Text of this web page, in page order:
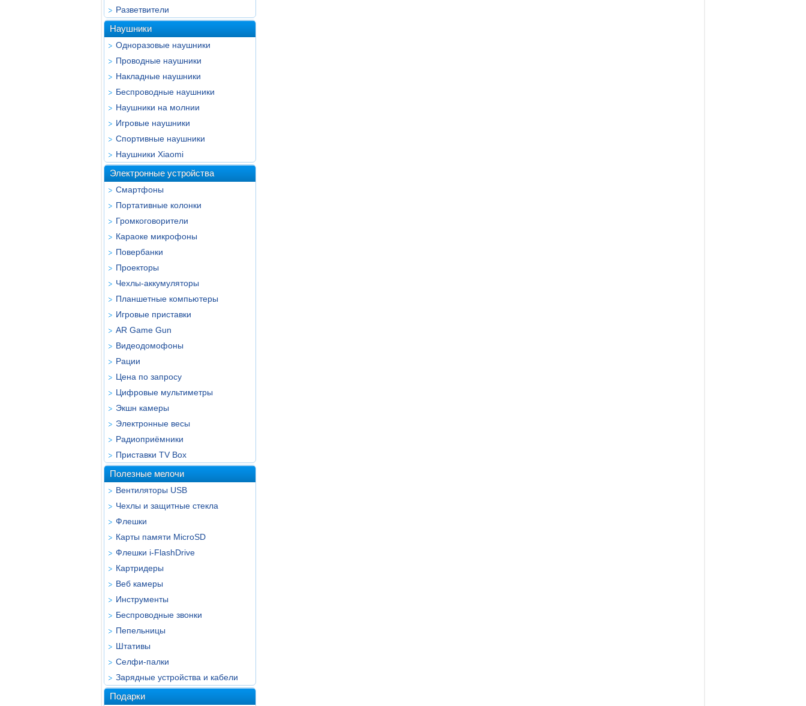
Разветвители
Наушники
Одноразовые наушники
Проводные наушники
Накладные наушники
Беспроводные наушники
Наушники на молнии
Игровые наушники
Спортивные наушники
Наушники Xiaomi
Электронные устройства
Смартфоны
Портативные колонки
Громкоговорители
Караоке микрофоны
Повербанки
Проекторы
Чехлы-аккумуляторы
Планшетные компьютеры
Игровые приставки
AR Game Gun
Видеодомофоны
Рации
Цена по запросу
Цифровые мультиметры
Экшн камеры
Электронные весы
Радиоприёмники
Приставки TV Box
Полезные мелочи
Вентиляторы USB
Чехлы и защитные стекла
Флешки
Карты памяти MicroSD
Флешки i-FlashDrive
Картридеры
Веб камеры
Инструменты
Беспроводные звонки
Пепельницы
Штативы
Селфи-палки
Зарядные устройства и кабели
Подарки